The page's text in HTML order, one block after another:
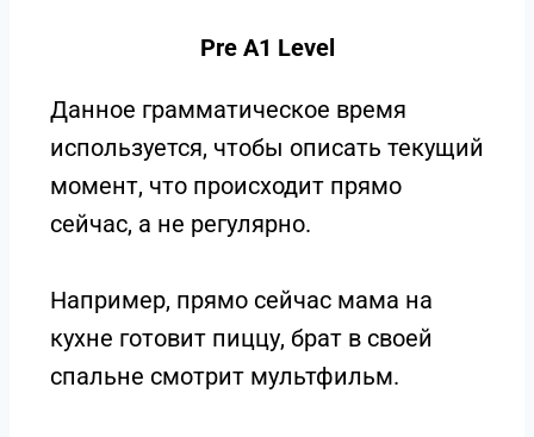
Pre A1 Level
Данное грамматическое время
используется, чтобы описать текущий
момент, что происходит прямо
сейчас, а не регулярно.
Например, прямо сейчас мама на
кухне готовит пиццу, брат в своей
спальне смотрит мультфильм.